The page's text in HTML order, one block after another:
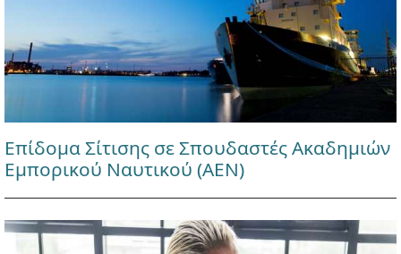
Επίδομα Σίτισης σε Σπουδαστές Ακαδημιών
Εμπορικού Ναυτικού (ΑΕΝ)